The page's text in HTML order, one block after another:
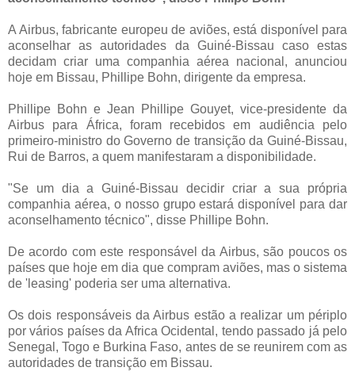
A Airbus, fabricante europeu de aviões, está disponível para
aconselhar as autoridades da Guiné-Bissau caso estas
decidam criar uma companhia aérea nacional, anunciou
hoje em Bissau, Phillipe Bohn, dirigente da empresa.
Phillipe Bohn e Jean Phillipe Gouyet, vice-presidente da
Airbus para África, foram recebidos em audiência pelo
primeiro-ministro do Governo de transição da Guiné-Bissau,
Rui de Barros, a quem manifestaram a disponibilidade.
"Se um dia a Guiné-Bissau decidir criar a sua própria
companhia aérea, o nosso grupo estará disponível para dar
aconselhamento técnico", disse Phillipe Bohn.
De acordo com este responsável da Airbus, são poucos os
países que hoje em dia que compram aviões, mas o sistema
de 'leasing' poderia ser uma alternativa.
Os dois responsáveis da Airbus estão a realizar um périplo
por vários países da Africa Ocidental, tendo passado já pelo
Senegal, Togo e Burkina Faso, antes de se reunirem com as
autoridades de transição em Bissau.